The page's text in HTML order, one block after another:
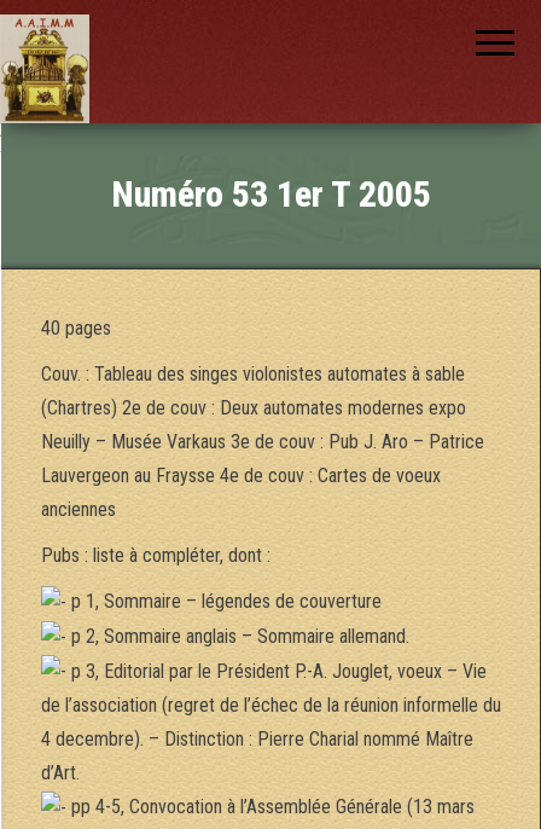
Musique
Numéro 53 1er T 2005
40 pages
Couv. : Tableau des singes violonistes automates à sable
(Chartres) 2e de couv : Deux automates modernes expo
Neuilly – Musée Varkaus 3e de couv : Pub J. Aro – Patrice
Lauvergeon au Fraysse 4e de couv : Cartes de voeux
anciennes
Pubs : liste à compléter, dont :
p 1, Sommaire – légendes de couverture
p 2, Sommaire anglais – Sommaire allemand.
p 3, Editorial par le Président P.-A. Jouglet, voeux – Vie
de l’association (regret de l’échec de la réunion informelle du
4 decembre). – Distinction : Pierre Charial nommé Maître
d’Art.
pp 4-5, Convocation à l’Assemblée Générale (13 mars